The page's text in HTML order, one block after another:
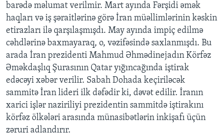
MEDIA AZADLIĞI
BAŞ MƏQALƏ
LEARNING ENGLISH
BIZI IZLƏYIN
Dillər
barədə məlumat verilmir. Mart ayında Fərşidi əmək
haqları və iş şəraitlərinə görə İran müəllimlərinin kəskin
etirazları ilə qarşılaşmışdı. May ayında impiç edilmə
cəhdlərinə baxmayaraq, o, vəzifəsində saxlanmışdı. Bu
arada İran prezidenti Mahmud Əhmədinejadın Körfəz
Əməkdaşlıq Şurasının Qatar yığıncağında iştirak
edəcəyi xəbər verilir. Sabah Dohada keçiriləcək
sammitə İran lideri ilk dəfədir ki, dəvət edilir. İranın
xarici işlər naziriliyi prezidentin sammitdə iştirakını
körfəz ölkələri arasında münasibətlərin inkişafı üçün
zəruri adlandırır.